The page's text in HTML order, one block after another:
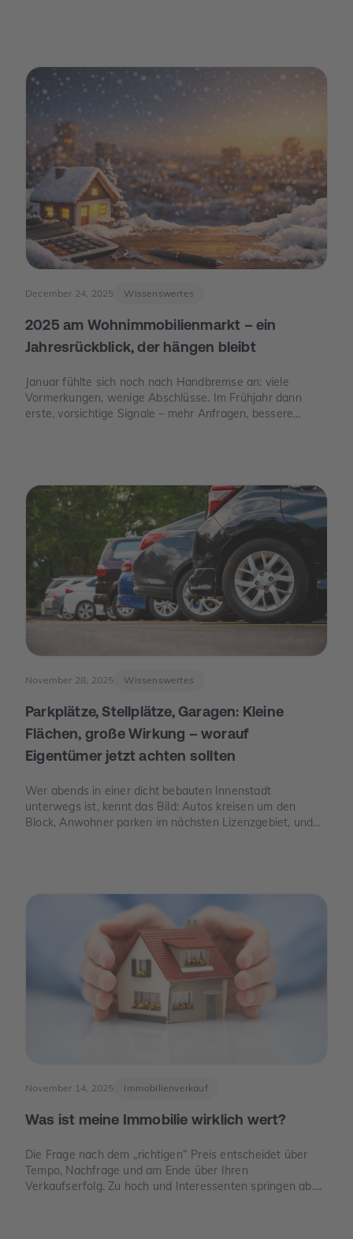
December 24, 2025 Wissenswertes
2025 am Wohnimmobilienmarkt – ein
Jahresrückblick, der hängen bleibt
Januar fühlte sich noch nach Handbremse an: viele
Vormerkungen, wenige Abschlüsse. Im Frühjahr dann
erste, vorsichtige Signale – mehr Anfragen, bessere
mehr „Was ist wirklich möglich?“.
November 28, 2025 Wissenswertes
Parkplätze, Stellplätze, Garagen: Kleine
Flächen, große Wirkung – worauf
Eigentümer jetzt achten sollten
Wer abends in einer dicht bebauten Innenstadt
unterwegs ist, kennt das Bild: Autos kreisen um den
Block, Anwohner parken im nächsten Lizenzgebiet, und
und E-Mobilität den Wert eines Stellplatzes oder einer
Garage verändern können.
November 14, 2025 Immobilienverkauf
Was ist meine Immobilie wirklich wert?
Die Frage nach dem „richtigen“ Preis entscheidet über
Tempo, Nachfrage und am Ende über Ihren
Verkaufserfolg. Zu hoch und Interessenten springen ab.